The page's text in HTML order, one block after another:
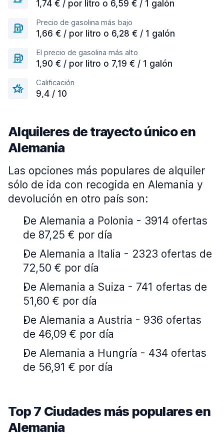
1,74 € / por litro o 6,59 € / 1 galón
Precio de gasolina más bajo
1,66 € / por litro o 6,28 € / 1 galón
El precio de gasolina más alto
1,90 € / por litro o 7,19 € / 1 galón
Calificación
9,4 / 10
Alquileres de trayecto único en
Alemania
Las opciones más populares de alquiler
sólo de ida con recogida en Alemania y
devolución en otro país son:
De Alemania a Polonia - 3914 ofertas
de 87,25 € por día
De Alemania a Italia - 2323 ofertas de
72,50 € por día
De Alemania a Suiza - 741 ofertas de
51,60 € por día
De Alemania a Austria - 936 ofertas
de 46,09 € por día
De Alemania a Hungría - 434 ofertas
de 56,91 € por día
Top 7 Ciudades más populares en
Alemania